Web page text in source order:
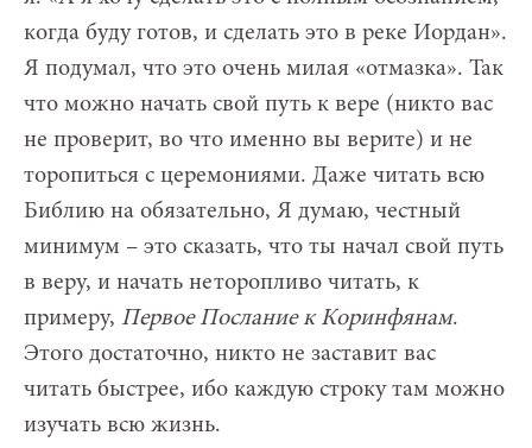
когда буду готов, и сделать это в реке Иордан».
Я подумал, что это очень милая «отмазка». Так
что можно начать свой путь к вере (никто вас
не проверит, во что именно вы верите) и не
торопиться с церемониями. Даже читать всю
Библию на обязательно, Я думаю, честный
минимум – это сказать, что ты начал свой путь
в веру, и начать неторопливо читать, к
примеру, Первое Послание к Коринфянам.
Этого достаточно, никто не заставит вас
читать быстрее, ибо каждую строку там можно
изучать всю жизнь.